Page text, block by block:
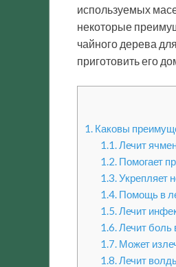
используемых
некоторые
чайного дерева
приготовить его
1. Каковы
1.1.Лечит
1.2.Помогает
1.3.Укрепляет
1.4.Помощь в
1.5.Лечит
1.6.Лечит боль
1.7.Может
1.8.Лечит